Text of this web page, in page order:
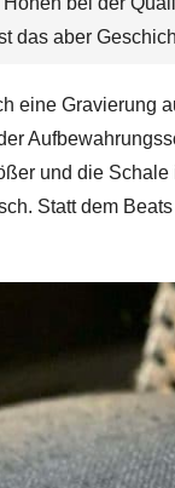
das aber
eine Gravierung
und die
Statt dem